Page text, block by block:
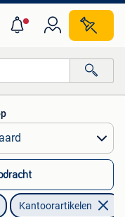
Kantoorartikelen